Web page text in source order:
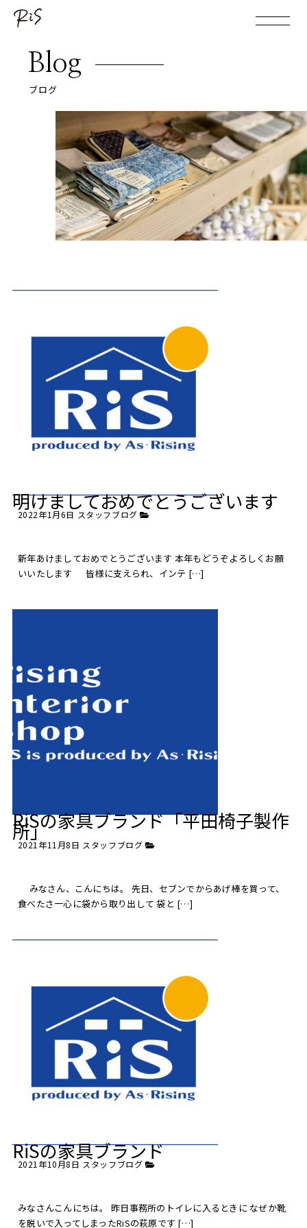
Blog
ブログ
明けましておめでとうございます
2022年1月6日 スタッフブログ
新年あけましておめでとうございます 本年もどうぞよろしくお願
いいたします 皆様に支えられ、インテ […]
RiSの家具ブランド「平田椅子製作
所」
2021年11月8日 スタッフブログ
みなさん、こんにちは。 先日、セブンでからあげ棒を買って、
食べたさ一心に袋から取り出して 袋と […]
RiSの家具ブランド
2021年10月8日 スタッフブログ
みなさんこんにちは。 昨日事務所のトイレに入るときに なぜか靴
を脱いで入ってしまったRiSの萩原です […]